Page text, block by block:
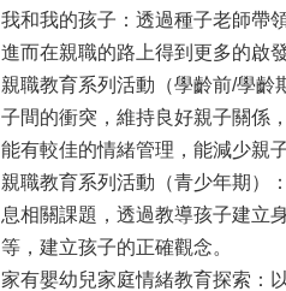
我和我的孩子：透過種子老師帶
進而在親職的路上得到更多的啟
親職教育系列活動（學齡前/學齡
子間的衝突，維持良好親子關係
能有較佳的情緒管理，能減少親
親職教育系列活動（青少年期）
息相關課題，透過教導孩子建立
等，建立孩子的正確觀念。
家有嬰幼兒家庭情緒教育探索：